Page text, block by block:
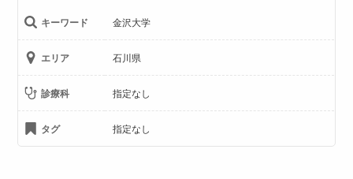
キーワード 金沢大学
エリア 石川県
診療科 指定なし
タグ 指定なし